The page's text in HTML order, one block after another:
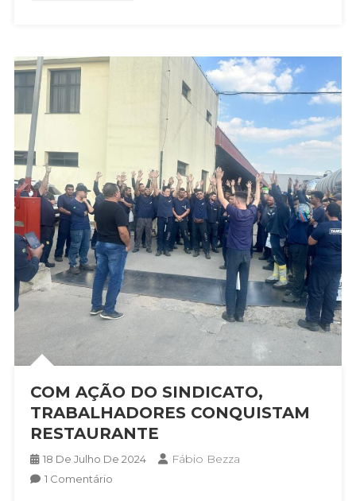
COM AÇÃO DO SINDICATO,
TRABALHADORES CONQUISTAM
RESTAURANTE
18 De Julho De 2024 Fábio Bezza
1 ComentárioEm